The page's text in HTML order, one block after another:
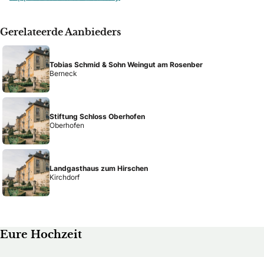
Gerelateerde Aanbieders
Tobias Schmid & Sohn Weingut am Rosenber
Berneck
Stiftung Schloss Oberhofen
Oberhofen
Landgasthaus zum Hirschen
Kirchdorf
Eure Hochzeit